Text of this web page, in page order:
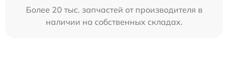
Более 20 тыс. запчастей от производителя в
наличии на собственных складах.